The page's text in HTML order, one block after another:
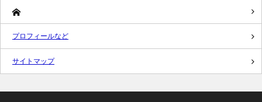
プロフィールなど
サイトマップ